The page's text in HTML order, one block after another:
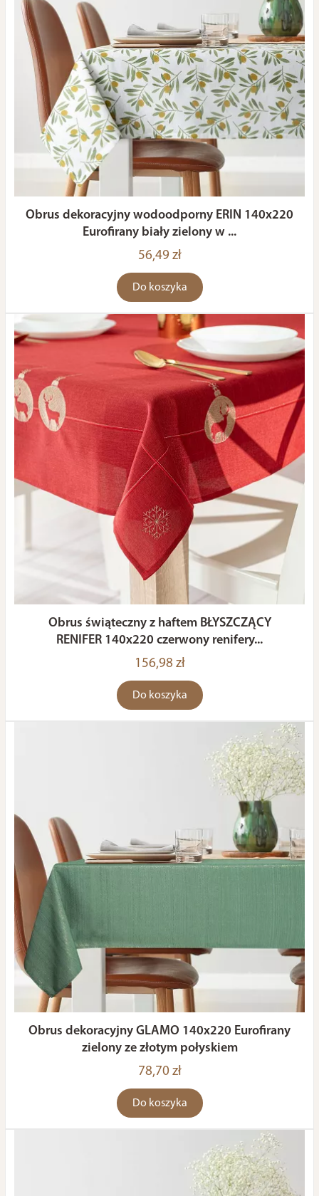
Obrus dekoracyjny wodoodporny ERIN 140x220
Eurofirany biały zielony w ...
56,49 zł
Do koszyka
Obrus świąteczny z haftem BŁYSZCZĄCY
RENIFER 140x220 czerwony renifery...
156,98 zł
Do koszyka
Obrus dekoracyjny GLAMO 140x220 Eurofirany
zielony ze złotym połyskiem
78,70 zł
Do koszyka